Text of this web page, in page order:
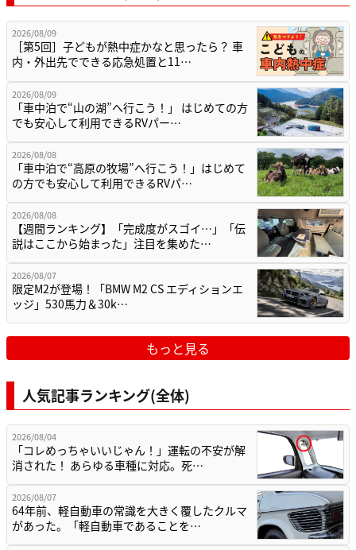
2026/08/09
［第5回］子どもが熱中症かなと思ったら？ 車
内・外出先でできる応急処置と11…
2026/08/09
「車中泊で“山の湖”へ行こう！」 はじめての方
でも安心して利用できるRVパー…
2026/08/08
「車中泊で“高原の牧場”へ行こう！」はじめて
の方でも安心して利用できるRVパ…
2026/08/08
【週間ランキング】「完成度がスゴイ…」「伝
説はここから始まった」注目を集めた…
2026/08/07
限定M2が登場！「BMW M2 CS エディションエ
ッジ」530馬力＆30k…
もっと見る
人気記事ランキング(全体)
2026/08/04
「コレめっちゃいいじゃん！」運転の不安が解
消された！ あらゆる車種に対応。死…
2026/08/07
64年前、軽自動車の常識を大きく覆したクルマ
があった。「軽自動車であることを…